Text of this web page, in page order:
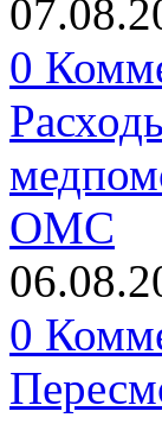
0
ОМС
0